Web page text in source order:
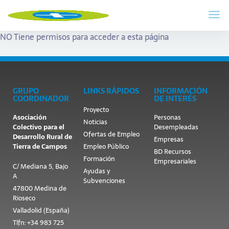
NO Tiene permisos para acceder a esta página
GRUPO
COORDINADOR
Asociación
Colectivo para el
Desarrollo Rural de
Tierra de Campos
C/ Mediana 5, Bajo
A
47800 Medina de
Rioseco
Valladolid (España)
Tlfn: +34 983 725
LINKS RÁPIDOS
Proyecto
Noticias
Ofertas de Empleo
Empleo Público
Formación
Ayudas y
Subvenciones
INFORMACIÓN
DE INTERÉS
Personas
Desempleadas
Empresas
BD Recursos
Empresariales